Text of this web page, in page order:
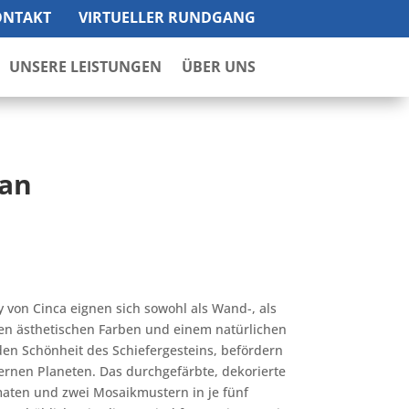
VIRTUELLER RUNDGANG
UNSERE LEISTUNGEN ÜBER UNS
Cinca eignen sich sowohl als Wand-, als
ästhetischen Farben und einem natürlichen
Schönheit des Schiefergesteins, befördern
Planeten. Das durchgefärbte, dekorierte
und zwei Mosaikmustern in je fünf